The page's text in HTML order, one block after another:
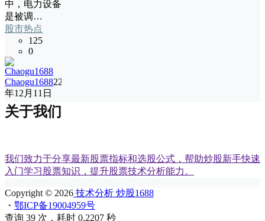
中，电力设备
是被调…
股市热点
125
0
Chaogu168822
年12月11日
关于我们
我们致力于分享最新股票指标和选股公式，帮助炒股新手快速
入门学习股票知识，提升股票技术分析能力。
Copyright © 2026 技术分析 炒股1688
・ 鄂ICP备19004959号
查询 39 次，耗时 0.2207 秒